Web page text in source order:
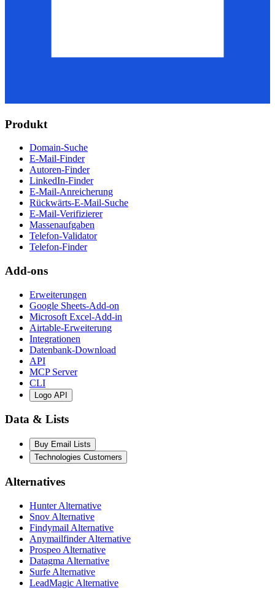
Produkt
Domain-Suche
E-Mail-Finder
Autoren-Finder
LinkedIn-Finder
E-Mail-Anreicherung
Rückwärts-E-Mail-Suche
E-Mail-Verifizierer
Massenaufgaben
Telefon-Validator
Telefon-Finder
Add-ons
Erweiterungen
Google Sheets-Add-on
Microsoft Excel-Add-in
Airtable-Erweiterung
Integrationen
Datenbank-Download
API
MCP Server
CLI
Logo API
Data & Lists
Buy Email Lists
Technologies Customers
Alternatives
Hunter Alternative
Snov Alternative
Findymail Alternative
Anymailfinder Alternative
Prospeo Alternative
Datagma Alternative
Surfe Alternative
LeadMagic Alternative